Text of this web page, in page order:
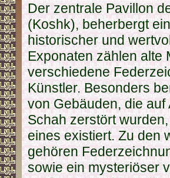
Der zentrale Pavillon
(Koshk), beherbergt
historischer und
Exponaten zählen alte
verschiedene
Künstler. Besonders
von Gebäuden, die
Schah zerstört
eines existiert. Zu den
gehören
sowie ein mysteriöser